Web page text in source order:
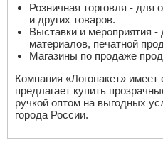
Розничная торговля - для
и других товаров.
Выставки и мероприятия
материалов, печатной
Магазины по продаже
Компания «Логопакет» имеет
предлагает купить
ручкой оптом на выгодных
города России.